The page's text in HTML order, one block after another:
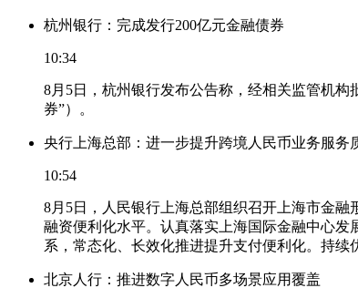
杭州银行：完成发行200亿元金融债券
10:34
8月5日，杭州银行发布公告称，经相关监管机
券”）。
央行上海总部：进一步提升跨境人民币业务服务
10:54
8月5日，人民银行上海总部组织召开上海市金
融资便利化水平。认真落实上海国际金融中心
系，常态化、长效化推进提升支付便利化。持
北京人行：推进数字人民币多场景应用覆盖